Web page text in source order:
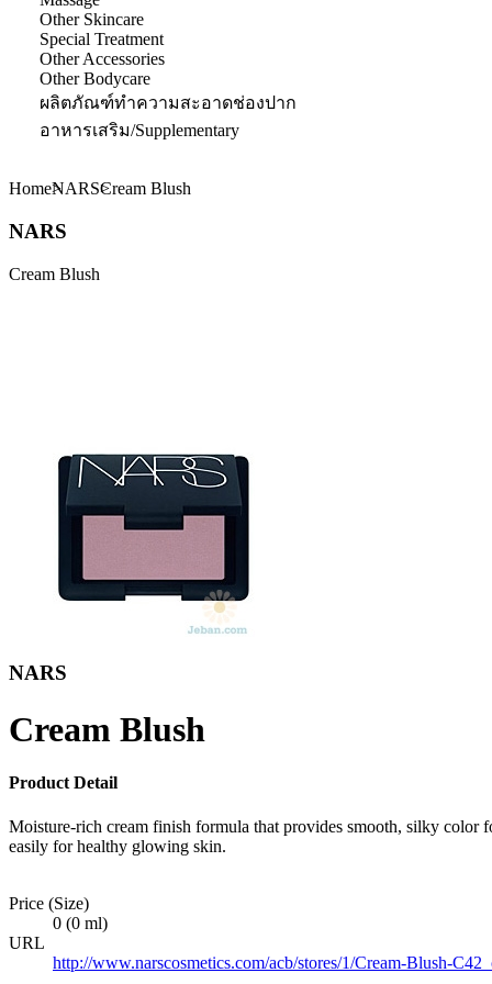
Other Skincare
Special Treatment
Other Accessories
Other Bodycare
ผลิตภัณฑ์ทำความสะอาดช่องปาก
อาหารเสริม/Supplementary
HomeNARSCream Blush
NARS
Cream Blush
NARS
Cream Blush
Product Detail
Moisture-rich cream finish formula that provides smooth, silky
easily for healthy glowing skin.
Price (Size)
0 (0 ml)
URL
http://www.narscosmetics.com/acb/stores/1/Cream-Blush-